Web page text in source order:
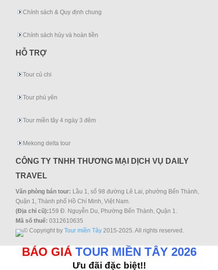
Chính sách & Quy định chung
Chính sách hủy và hoàn tiền
HỖ TRỢ
Tour củ chi
Tour phú yên
Tour miền tây 4 ngày 3 đêm
Mekong delta tour
CÔNG TY TNHH THƯƠNG MẠI DỊCH VỤ DAILY
TRAVEL
Văn phòng bán tour: Lầu 1, số 98 đường Lê Lai, phường Bến Thành,
Quận 1, Thành phố Hồ Chí Minh, Việt Nam.
(Địa chỉ cũ):159 Đ. Nguyễn Du, Phường Bến Thành, Quận 1.
Mã số thuế: 0312610635
© Copyright byTour miền Tây 2015-2025. All rights reserved.
BÁO GIÁ TOUR MIỀN TÂY 2026
Ưu đãi đặc biệt!!